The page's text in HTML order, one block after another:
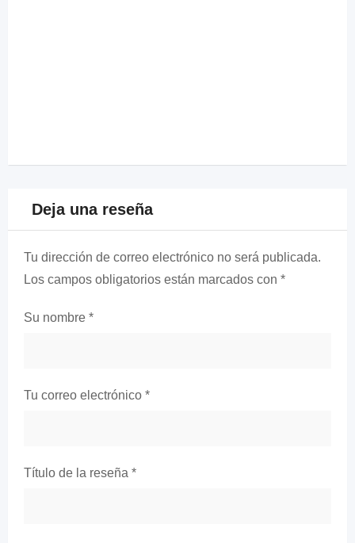
Deja una reseña
Tu dirección de correo electrónico no será publicada.
Los campos obligatorios están marcados con *
Su nombre *
Tu correo electrónico *
Título de la reseña *